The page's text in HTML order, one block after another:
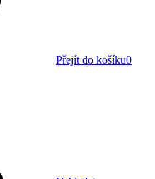
Přejít do košíku0